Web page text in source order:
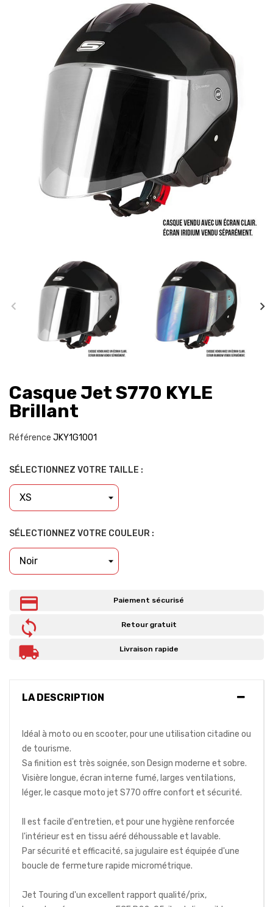
Casque Jet S770 KYLE
Brillant
Référence JKY1G1001
SÉLECTIONNEZ VOTRE TAILLE :
SÉLECTIONNEZ VOTRE COULEUR :
Paiement sécurisé
Retour gratuit
Livraison rapide
LA DESCRIPTION
Idéal à moto ou en scooter, pour une utilisation citadine ou
de tourisme.
Sa finition est très soignée, son Design moderne et sobre.
Visière longue, écran interne fumé, larges ventilations,
léger, le casque moto jet S770 offre confort et sécurité.
Il est facile d'entretien, et pour une hygiène renforcée
l'intérieur est en tissu aéré déhoussable et lavable.
Par sécurité et efficacité, sa jugulaire est équipée d'une
boucle de fermeture rapide micrométrique.
Jet Touring d'un excellent rapport qualité/prix,